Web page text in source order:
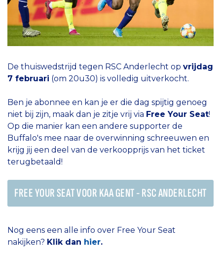
De thuiswedstrijd tegen RSC Anderlecht op vrijdag
7 februari (om 20u30) is volledig uitverkocht.
Ben je abonnee en kan je er die dag spijtig genoeg
niet bij zijn, maak dan je zitje vrij via Free Your Seat!
Op die manier kan een andere supporter de
Buffalo's mee naar de overwinning schreeuwen en
krijg jij een deel van de verkoopprijs van het ticket
terugbetaald!
FREE YOUR SEAT VOOR KAA GENT - RSC ANDERLECHT
Nog eens een alle info over Free Your Seat
nakijken? Klik dan hier.